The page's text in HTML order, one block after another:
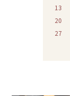
13
20
27